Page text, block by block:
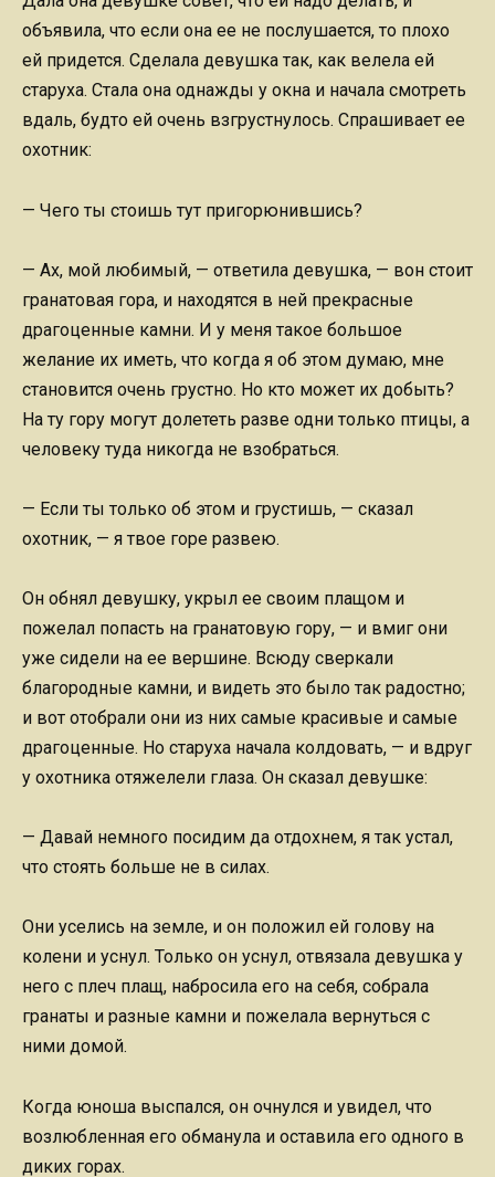
объявила, что если она ее не послушается, то плохо
ей придется. Сделала девушка так, как велела ей
старуха. Стала она однажды у окна и начала смотреть
вдаль, будто ей очень взгрустнулось. Спрашивает ее
охотник:
— Чего ты стоишь тут пригорюнившись?
— Ах, мой любимый, — ответила девушка, — вон стоит
гранатовая гора, и находятся в ней прекрасные
драгоценные камни. И у меня такое большое
желание их иметь, что когда я об этом думаю, мне
становится очень грустно. Но кто может их добыть?
На ту гору могут долететь разве одни только птицы, а
человеку туда никогда не взобраться.
— Если ты только об этом и грустишь, — сказал
охотник, — я твое горе развею.
Он обнял девушку, укрыл ее своим плащом и
пожелал попасть на гранатовую гору, — и вмиг они
уже сидели на ее вершине. Всюду сверкали
благородные камни, и видеть это было так радостно;
и вот отобрали они из них самые красивые и самые
драгоценные. Но старуха начала колдовать, — и вдруг
у охотника отяжелели глаза. Он сказал девушке:
— Давай немного посидим да отдохнем, я так устал,
что стоять больше не в силах.
Они уселись на земле, и он положил ей голову на
колени и уснул. Только он уснул, отвязала девушка у
него с плеч плащ, набросила его на себя, собрала
гранаты и разные камни и пожелала вернуться с
ними домой.
Когда юноша выспался, он очнулся и увидел, что
возлюбленная его обманула и оставила его одного в
диких горах.